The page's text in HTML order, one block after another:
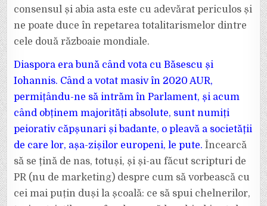
consensul și abia asta este cu adevărat periculos și
ne poate duce în repetarea totalitarismelor dintre
cele două războaie mondiale.
Diaspora era bună când vota cu Băsescu și
Iohannis. Când a votat masiv în 2020 AUR,
permițându-ne să intrăm în Parlament, și acum
când obținem majorități absolute, sunt numiți
peiorativ căpșunari și badante, o pleavă a societății
de care lor, așa-zișilor europeni, le pute. Încearcă
să se țină de nas, totuși, și și-au făcut scripturi de
PR (nu de marketing) despre cum să vorbească cu
cei mai puțin duși la școală: ce să spui chelnerilor,